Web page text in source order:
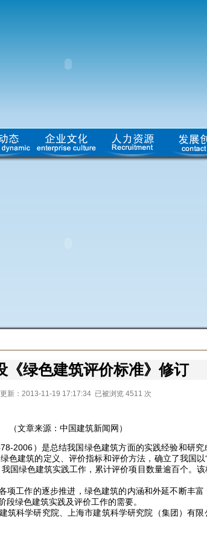
《绿色建筑评价标准》修订
新：2013-11-19 17:17:34 已被浏览 4511 次
（文章来源：中国建筑新闻网）
2006 ）是总结我国绿色建筑方面的实践经验和研
色建筑的定义、评价指标和评价方法，确立了我国
国绿色建筑实践工作，累计评价项目数量逾百个。
项工作的逐步推进，绿色建筑的内涵和外延不断丰
绿色建筑实践及评价工作的需要。
筑科学研究院、上海市建筑科学研究院（集团）有